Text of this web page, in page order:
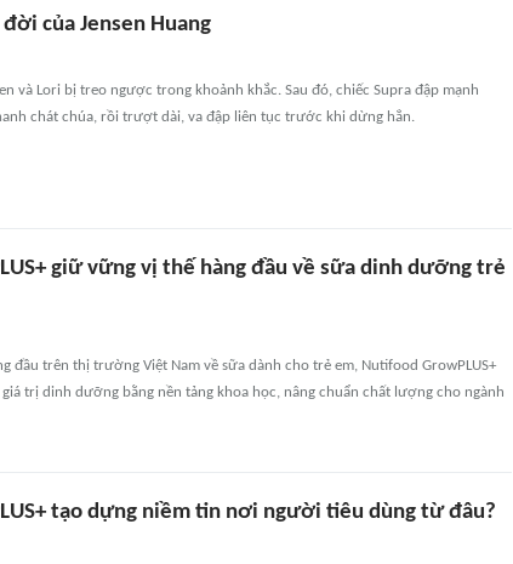
của Jensen Huang
và Lori bị treo ngược trong khoảnh khắc. Sau đó, chiếc Supra đập mạnh
chát chúa, rồi trượt dài, va đập liên tục trước khi dừng hẳn.
giữ vững vị thế hàng đầu về sữa dinh dưỡng trẻ
đầu trên thị trường Việt Nam về sữa dành cho trẻ em, Nutifood GrowPLUS+
trị dinh dưỡng bằng nền tảng khoa học, nâng chuẩn chất lượng cho ngành
tạo dựng niềm tin nơi người tiêu dùng từ đâu?